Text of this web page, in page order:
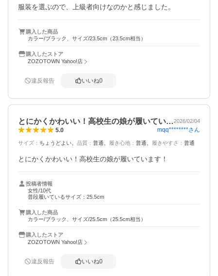
服装を選ぶので、上級者向けなのかと感じました。
購入した商品
カラー/ブラック、サイズ/23.5cm（23.5cm相当）
購入したストア
ZOZOTOWN Yahoo!店
違反報告 いいね0
とにかくかわいい！高校生の娘が履いてい…2026/02/04
5.0 mqq********さん
サイズ ： ちょうどよい 品質 ： 普通 履き心地 ： 普通 履きやすさ ： 普通
とにかくかわいい！高校生の娘が履いています！
投稿者情報
女性/10代
普段履いているサイズ：25.5cm
購入した商品
カラー/ブラック、サイズ/25.5cm（25.5cm相当）
購入したストア
ZOZOTOWN Yahoo!店
違反報告 いいね0